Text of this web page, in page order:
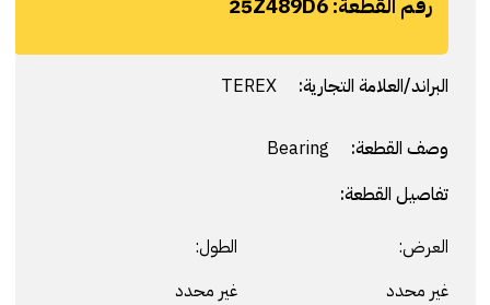
رقم القطعة:25Z489D6
البراند/العلامة التجارية: TEREX
وصف القطعة:
تفاصيل القطعة:
العرض:
غير محدد
الطول:
غير محدد